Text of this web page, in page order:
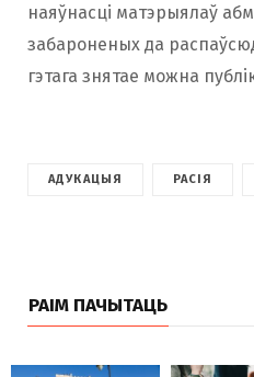
наяўнасці матэрыялаў
забароненых да
гэтага знятае можна
АДУКАЦЫЯ РАСІЯ
РАІМ ПАЧЫТАЦЬ